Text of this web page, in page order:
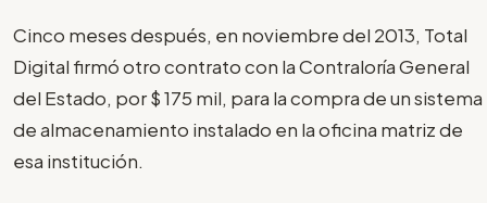
Cinco meses después, en noviembre del 2013, Total
Digital firmó otro contrato con la Contraloría General
del Estado, por $ 175 mil, para la compra de un sistema
de almacenamiento instalado en la oficina matriz de
esa institución.